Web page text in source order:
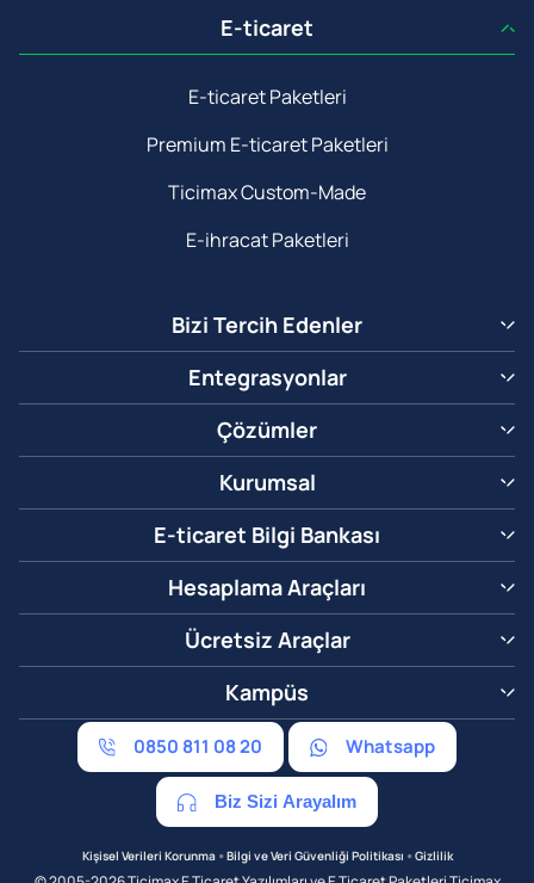
E-ticaret
E-ticaret Paketleri
Premium E-ticaret Paketleri
Ticimax Custom-Made
E-ihracat Paketleri
Bizi Tercih Edenler
Entegrasyonlar
Çözümler
Kurumsal
E-ticaret Bilgi Bankası
Hesaplama Araçları
Ücretsiz Araçlar
Kampüs
0850 811 08 20 Whatsapp
Biz Sizi Arayalım
Kişisel Verileri Korunma•Bilgi ve Veri Güvenliği Politikası •Gizlilik